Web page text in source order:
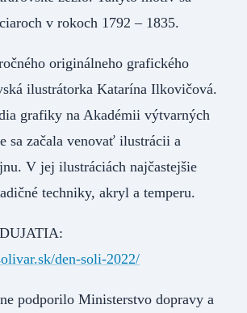
v rokoch 1792 – 1835.
originálneho grafického
ilustrátorka Katarína Ilkovičová.
grafiky na Akadémii výtvarných
sa začala venovať ilustrácii a
V jej ilustráciách najčastejšie
techniky, akryl a temperu.
den-soli-2022/
podporilo Ministerstvo dopravy a